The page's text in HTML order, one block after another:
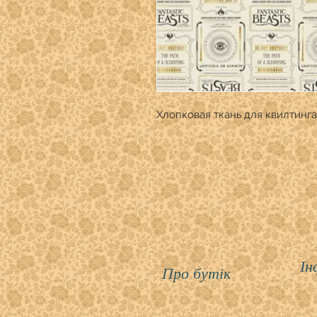
Хлопковая ткань для
Про бутік